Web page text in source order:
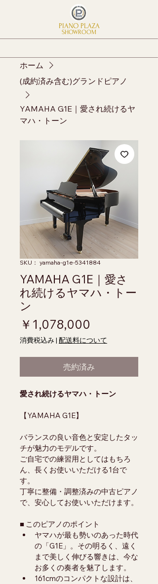
SHOWROOM
PIANO PLAZA
ホーム
(成約済み含む)グランドピアノ
YAMAHA G1E｜愛され続けるヤ
マハ・トーン
SKU： yamaha-g1e-5341884
YAMAHA G1E｜愛さ
れ続けるヤマハ・トー
ン
￥1,078,000
消費税込み | 配送料について
売約済み
愛され続けるヤマハ・トーン
【YAMAHA G1E】
バランスの良い音色と安定したタッ
チが魅力のモデルです。
ご自宅での練習用としてはもちろ
ん、長くお使いいただける1台で
す。
丁寧に整備・調整済みの中古ピアノ
で、安心してお使いいただけます。
■ このピアノのポイント
ヤマハが最も勢いのあった時代
の「G1E」。その明るく、遠く
まで美しく伸びる響きは、今な
お多くの奏者を魅了します。
161cmのコンパクトな設計は、